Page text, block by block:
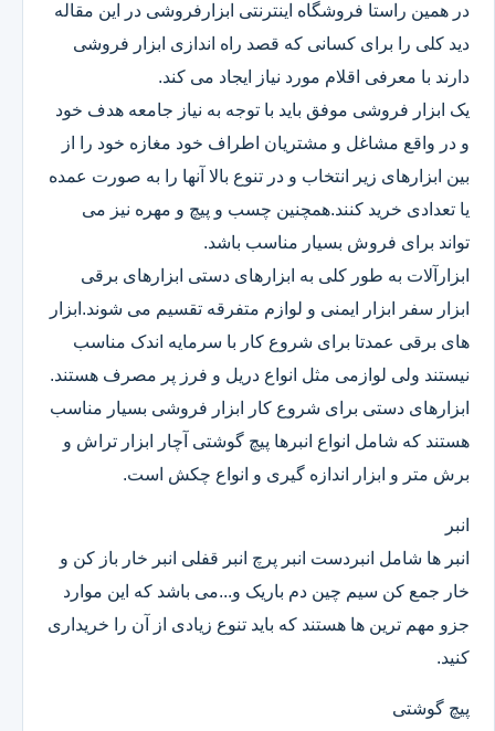
در همین راستا فروشگاه اینترنتی ابزارفروشی در این مقاله
دید کلی را برای کسانی که قصد راه اندازی ابزار فروشی
دارند با معرفی اقلام مورد نیاز ایجاد می کند.
یک ابزار فروشی موفق باید با توجه به نیاز جامعه هدف خود
و در واقع مشاغل و مشتریان اطراف خود مغازه خود را از
بین ابزارهای زیر انتخاب و در تنوع بالا آنها را به صورت عمده
یا تعدادی خرید کنند.همچنین چسب و پیچ و مهره نیز می
تواند برای فروش بسیار مناسب باشد.
ابزارآلات به طور کلی به ابزارهای دستی ابزارهای برقی
ابزار سفر ابزار ایمنی و لوازم متفرقه تقسیم می شوند.ابزار
های برقی عمدتا برای شروع کار با سرمایه اندک مناسب
نیستند ولی لوازمی مثل انواع دریل و فرز پر مصرف هستند.
ابزارهای دستی برای شروع کار ابزار فروشی بسیار مناسب
هستند که شامل انواع انبرها پیچ گوشتی آچار ابزار تراش و
برش متر و ابزار اندازه گیری و انواع چکش است.
انبر
انبر ها شامل انبردست انبر پرچ انبر قفلی انبر خار باز کن و
خار جمع کن سیم چین دم باریک و...می باشد که این موارد
جزو مهم ترین ها هستند که باید تنوع زیادی از آن را خریداری
کنید.
پیچ گوشتی